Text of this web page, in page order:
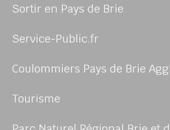
Sortir en Pays de Brie
Service-Public.fr
Coulommiers Pays de Brie
Tourisme